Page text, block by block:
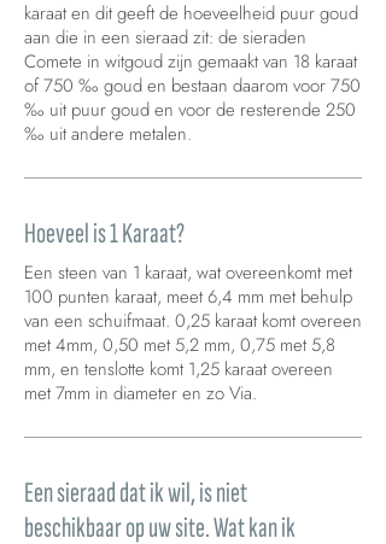
karaat en dit geeft de hoeveelheid puur goud
aan die in een sieraad zit: de sieraden
Comete in witgoud zijn gemaakt van 18 karaat
of 750 ‰ goud en bestaan daarom voor 750
‰ uit puur goud en voor de resterende 250
‰ uit andere metalen.
Hoeveel is 1 Karaat?
Een steen van 1 karaat, wat overeenkomt met
100 punten karaat, meet 6,4 mm met behulp
van een schuifmaat. 0,25 karaat komt overeen
met 4mm, 0,50 met 5,2 mm, 0,75 met 5,8
mm, en tenslotte komt 1,25 karaat overeen
met 7mm in diameter en zo Via.
Een sieraad dat ik wil, is niet
beschikbaar op uw site. Wat kan ik